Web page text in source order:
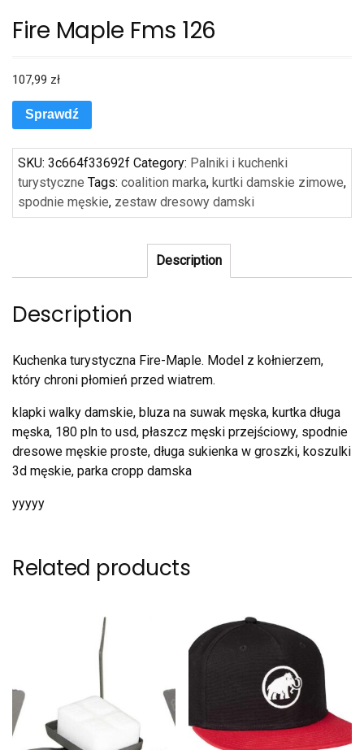
Fire Maple Fms 126
107,99 zł
Sprawdź
SKU: 3c664f33692f Category: Palniki i kuchenki
turystyczne Tags: coalition marka, kurtki damskie zimowe,
spodnie męskie, zestaw dresowy damski
Description
Description
Kuchenka turystyczna Fire-Maple. Model z kołnierzem,
który chroni płomień przed wiatrem.
klapki walky damskie, bluza na suwak męska, kurtka długa
męska, 180 pln to usd, płaszcz męski przejściowy, spodnie
dresowe męskie proste, długa sukienka w groszki, koszulki
3d męskie, parka cropp damska
yyyyy
Related products